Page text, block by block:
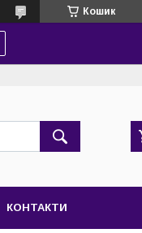
Кошик
КОНТАКТИ